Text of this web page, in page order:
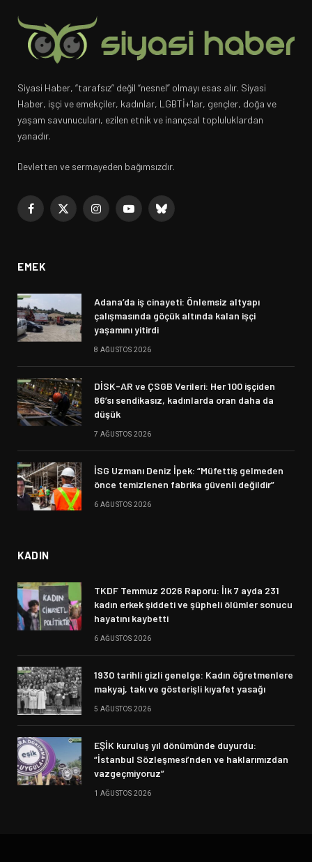
Siyasi Haber, “tarafsız” değil “nesnel” olmayı esas alır. Siyasi
Haber, işçi ve emekçiler, kadınlar, LGBTİ+’lar, gençler, doğa ve
yaşam savunucuları, ezilen etnik ve inançsal topluluklardan
yanadır.
Devletten ve sermayeden bağımsızdır.
Facebook
X
InstagramYouTubeBluesky
EMEK
Adana’da iş cinayeti: Önlemsiz altyapı
çalışmasında göçük altında kalan işçi
yaşamını yitirdi
8 AĞUSTOS 2026
DİSK-AR ve ÇSGB Verileri: Her 100 işçiden
86’sı sendikasız, kadınlarda oran daha da
düşük
7 AĞUSTOS 2026
İSG Uzmanı Deniz İpek: “Müfettiş gelmeden
önce temizlenen fabrika güvenli değildir”
6 AĞUSTOS 2026
KADIN
TKDF Temmuz 2026 Raporu: İlk 7 ayda 231
kadın erkek şiddeti ve şüpheli ölümler sonucu
hayatını kaybetti
6 AĞUSTOS 2026
1930 tarihli gizli genelge: Kadın öğretmenlere
makyaj, takı ve gösterişli kıyafet yasağı
5 AĞUSTOS 2026
EŞİK kuruluş yıl dönümünde duyurdu:
“İstanbul Sözleşmesi’nden ve haklarımızdan
vazgeçmiyoruz”
1 AĞUSTOS 2026